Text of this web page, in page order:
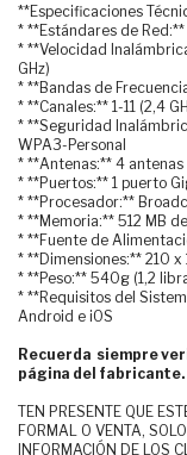
**Especificaciones
* **Estándares de
* **Velocidad
GHz)
* **Bandas de
* **Canales:** 1-11 (2,4
* **Seguridad
WPA3-Personal
* **Antenas:** 4
* **Puertos:** 1 puerto
* **Procesador:**
* **Memoria:** 512 MB
* **Fuente de
* **Dimensiones:** 210
* **Peso:** 540g (1,2
* **Requisitos del
Android e iOS
Recuerda siempre
página del fabricante.
TEN PRESENTE QUE
FORMAL O VENTA,
INFORMACIÓN DE